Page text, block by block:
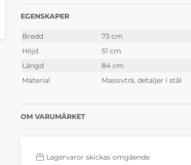
EGENSKAPER
Bredd
73 cm
Höjd
51 cm
Längd
84 cm
Material
Massivträ, detaljer i stål
OM VARUMÄRKET
Lagervaror skickas omgående